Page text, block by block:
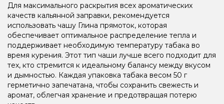
Для максимального раскрытия всех ароматических
качеств кальянной заправки, рекомендуется
использовать чашу Глина прямоток, которая
обеспечивает оптимальное распределение тепла и
поддерживает необходимую температуру табака во
время курения. Этот тип чаши лучше всего подходит для
тех, кто стремится к идеальному балансу между вкусом
и дымностью. Каждая упаковка табака весом 50 г
герметично запечатана, чтобы сохранить свежесть и
аромат, облегчая хранение и предотвращая потерю